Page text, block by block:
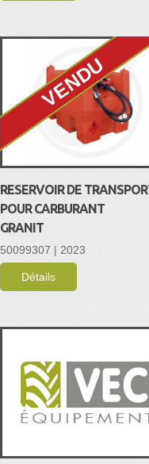
VENDU
RESERVOIR DE
POUR CARBURANT
GRANIT
50099307 | 2023
Détails